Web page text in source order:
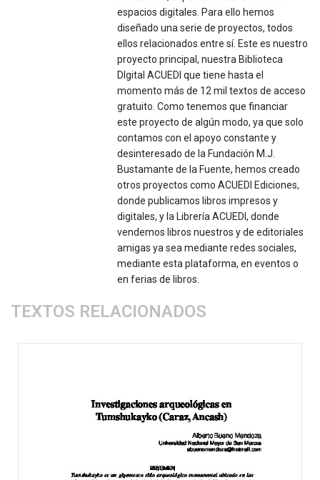
espacios digitales. Para ello hemos
diseñado una serie de proyectos, todos
ellos relacionados entre sí. Este es nuestro
proyecto principal, nuestra Biblioteca
DIgital ACUEDI que tiene hasta el
momento más de 12 mil textos de acceso
gratuito. Como tenemos que financiar
este proyecto de algún modo, ya que solo
contamos con el apoyo constante y
desinteresado de la Fundación M.J.
Bustamante de la Fuente, hemos creado
otros proyectos como ACUEDI Ediciones,
donde publicamos libros impresos y
digitales, y la Librería ACUEDI, donde
vendemos libros nuestros y de editoriales
amigas ya sea mediante redes sociales,
mediante esta plataforma, en eventos o
en ferias de libros.
TEXTOS RELACIONADOS